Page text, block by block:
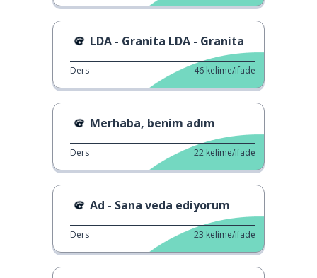
LDA - Granita LDA - Granita
Ders 46 kelime/ifade
Merhaba, benim adım
Ders 22 kelime/ifade
Ad - Sana veda ediyorum
Ders 23 kelime/ifade